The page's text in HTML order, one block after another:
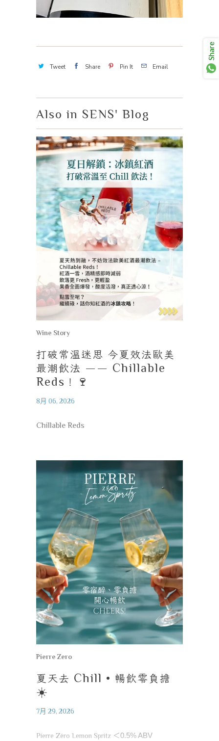
Tweet Share Pin It Email
Also in SENS' Blog
Wine Story
打破常溫迷思 今夏效法歐美
最潮飲法 —— Chillable
Reds ！ 🍷
8月 06, 2026
Chillable Reds
Pierre Zero
夏天去 Chill • 暢飲零負擔
☀️
7月 29, 2026
Pierre Zéro Lemon Spritz ＜0.5% ABV
Share